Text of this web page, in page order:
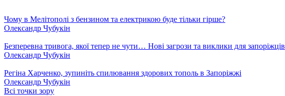
Чому в Мелітополі з бензином та електрикою буде тільки гірше?
Олександр Чубукін
Безперевна тривога, якої тепер не чути… Нові загрози та виклики для запоріжців
Олександр Чубукін
Регіна Харченко, зупиніть спилювання здорових тополь в Запоріжжі
Олександр Чубукін
Всі точки зору